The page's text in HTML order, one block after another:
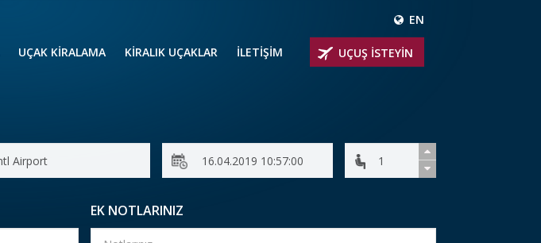
EN
UÇAK KİRALAMA
HAVA AMBULANSI
AVİONE JET CARD
KIRALIK UÇAKLAR
PERVANELİ KİRALIK UÇAKLAR
KÜÇÜK KABİNLİ UÇAKLAR
İLETİŞİM UÇUŞ İSTEYİN
EK NOTLARINIZ